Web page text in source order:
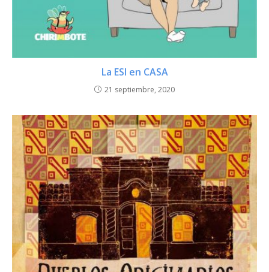
La ESI en CASA
21 septiembre, 2020